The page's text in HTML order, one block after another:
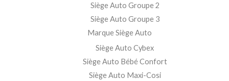
Siège Auto Groupe 2
Siège Auto Groupe 3
Marque Siège Auto
Siège Auto Cybex
Siège Auto Bébé Confort
Siège Auto Maxi-Cosi